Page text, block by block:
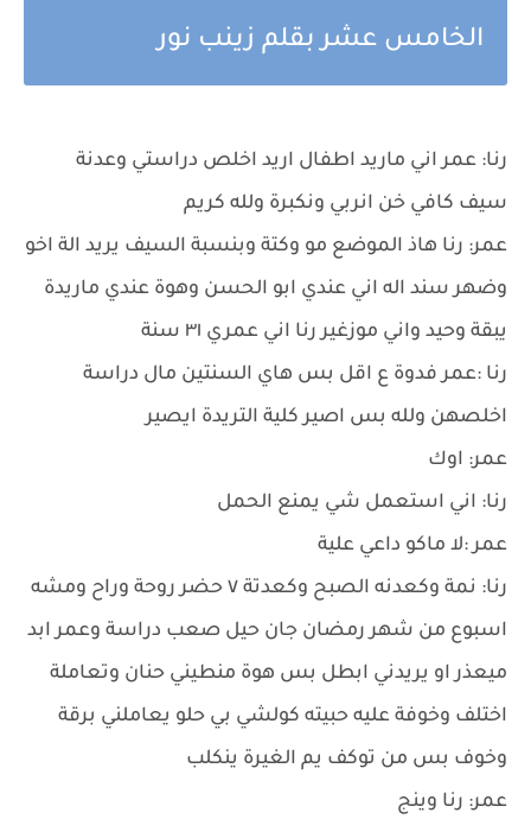
الخامس عشر بقلم زينب نور
رنا: عمر اني ماريد اطفال اريد اخلص دراستي وعدنة
سيف كافي خن انربي ونكبرة ولله كريم
عمر: رنا هاذ الموضع مو وكتة وبنسبة السيف يريد الة اخو
وضهر سند اله اني عندي ابو الحسن وهوة عندي ماريدة
يبقة وحيد واني موزغير رنا اني عمري ٣١ سنة
رنا :عمر فدوة ع اقل بس هاي السنتين مال دراسة
اخلصهن ولله بس اصير كلية التريدة ايصير
عمر: اوك
رنا: اني استعمل شي يمنع الحمل
عمر :لا ماكو داعي علية
رنا: نمة وكعدنه الصبح وكعدتة ٧ حضر روحة وراح ومشه
اسبوع من شهر رمضان جان حيل صعب دراسة وعمر ابد
ميعذر او يريدني ابطل بس هوة منطيني حنان وتعاملة
اختلف وخوفة عليه حبيته كولشي بي حلو يعاملني برقة
وخوف بس من توكف يم الغيرة ينكلب
عمر: رنا وينج